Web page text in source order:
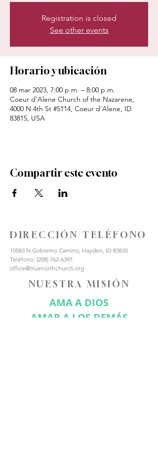
Registration is closed
See other events
Horario y ubicación
08 mar 2023, 7:00 p.m. – 8:00 p.m.
Coeur d'Alene Church of the Nazarene,
4000 N 4th St #5114, Coeur d'Alene, ID
83815, USA
Compartir este evento
DIRECCIÓN/TELÉFONO
10583 N Gobierno Camino, Hayden, ID 83835
Teléfono: (208) 762-6397
office@truenorthchurch.org
NUESTRA MISIÓN
AMA A DIOS
AMAR A LOS DEMÁS